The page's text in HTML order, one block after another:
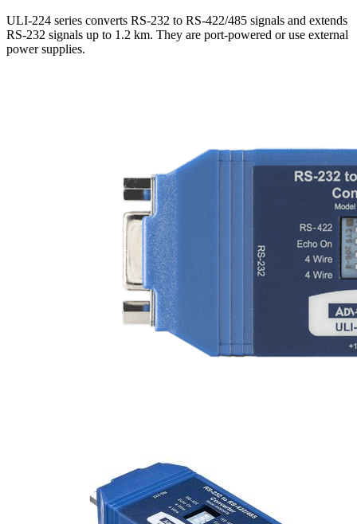
ULI-224 series converts RS-232 to RS-422/485 signals and extends
RS-232 signals up to 1.2 km. They are port-powered or use external
power supplies.